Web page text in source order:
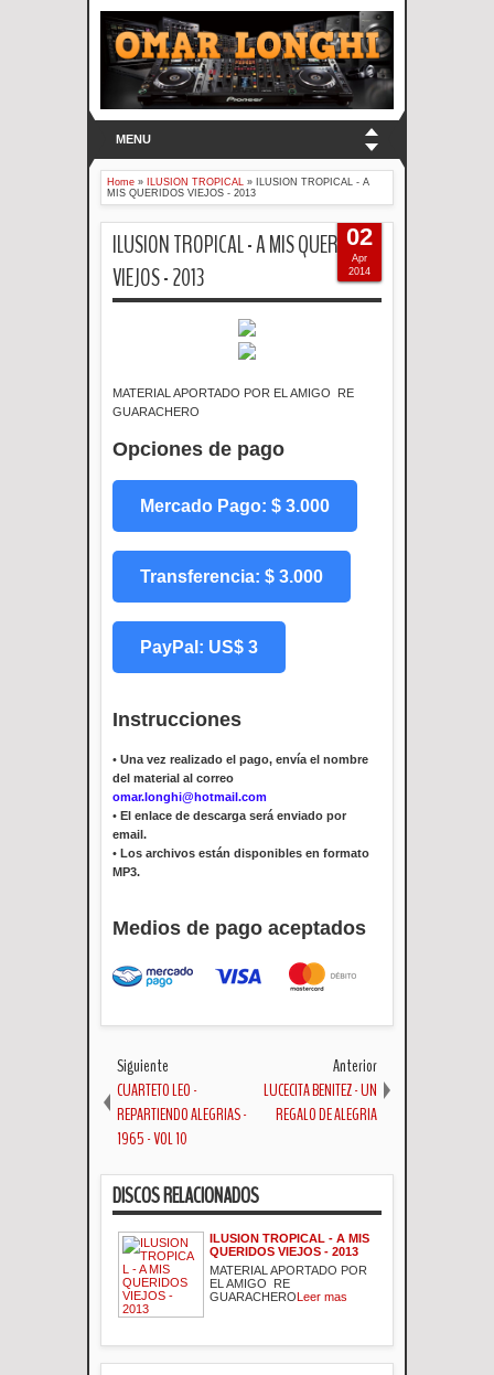
MENU
Home » ILUSION TROPICAL »
ILUSION TROPICAL - A
MIS QUERIDOS VIEJOS - 2013
ILUSION TROPICAL - A MIS QUERIDOS
VIEJOS - 2013
MATERIAL APORTADO POR EL AMIGO RE
GUARACHERO
Opciones de pago
Mercado Pago: $ 3.000
Transferencia: $ 3.000
PayPal: US$ 3
Instrucciones
• Una vez realizado el pago, envía el nombre
del material al correo
omar.longhi@hotmail.com
• El enlace de descarga será enviado por
email.
• Los archivos están disponibles en formato
MP3.
Medios de pago aceptados
02
Apr
2014
Siguiente
CUARTETO LEO -
REPARTIENDO ALEGRIAS -
1965 - VOL 10
Anterior
LUCECITA BENITEZ - UN
REGALO DE ALEGRIA
DISCOS RELACIONADOS
ILUSION TROPICAL - A MIS
QUERIDOS VIEJOS - 2013
MATERIAL APORTADO POR
EL AMIGO RE
GUARACHEROLeer mas